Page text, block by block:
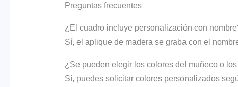
Preguntas frecuentes
¿El cuadro incluye personalización con
Sí, el aplique de madera se graba con el
¿Se pueden elegir los colores del muñeco o
Sí, puedes solicitar colores personalizados